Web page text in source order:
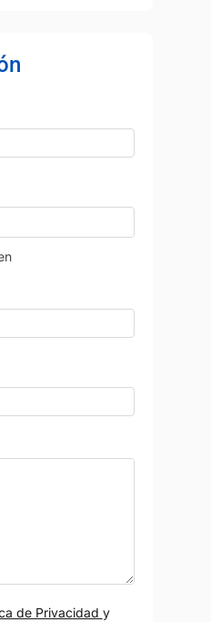
de Privacidad y